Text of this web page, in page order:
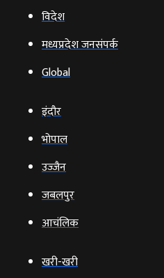
विदेश
मध्यप्रदेश जनसंपर्क
Global
इंदौर
भोपाल
उज्‍जैन
जबलपुर
आचंलिक
खरी-खरी